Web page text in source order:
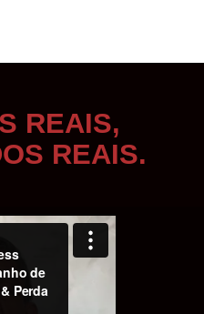
REAIS,
REAIS.